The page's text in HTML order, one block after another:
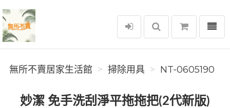
無所不賣居家生活館
選單
無所不賣居家生活館 掃除用具 NT-0605190
妙潔 免手洗刮淨平拖拖把(2代新版)